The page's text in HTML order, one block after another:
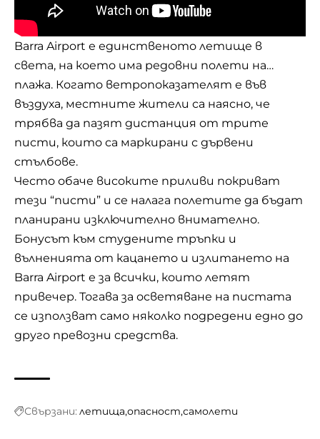
Barra Airport е единственото летище в
света, на което има редовни полети на…
плажа. Когато ветропоказателят е във
въздуха, местните жители са наясно, че
трябва да пазят дистанция от трите
писти, които са маркирани с дървени
стълбове.
Често обаче високите приливи покриват
тези “писти” и се налага полетите да бъдат
планирани изключително внимателно.
Бонусът към студените тръпки и
вълненията от кацането и излитането на
Barra Airport е за всички, които летят
привечер. Тогава за осветяване на пистата
се използват само няколко подредени едно до
друго превозни средства.
Свързани: летища опасност самолети